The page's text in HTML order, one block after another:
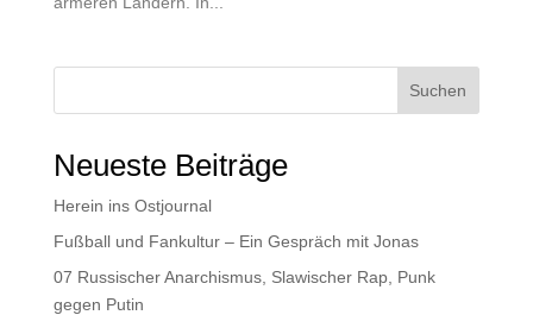
Suchen
Neueste Beiträge
Herein ins Ostjournal
Fußball und Fankultur – Ein Gespräch mit Jonas
07 Russischer Anarchismus, Slawischer Rap, Punk
gegen Putin